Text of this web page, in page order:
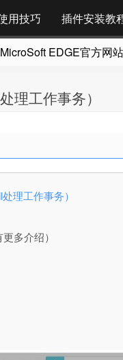
用技巧 插件安装教
EDGE官方网站
理工作事务）
理工作事务）
多介绍）